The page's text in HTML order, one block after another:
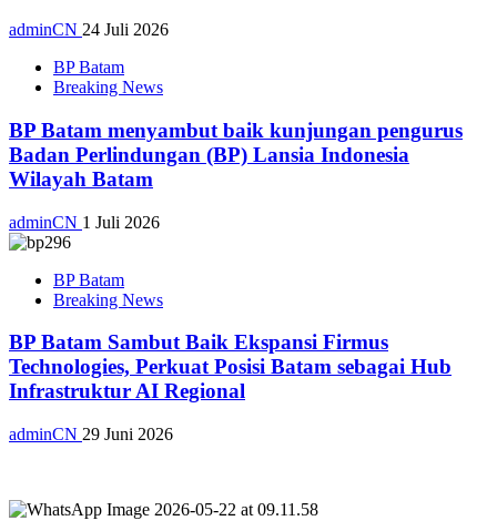
adminCN 24 Juli 2026
BP Batam
Breaking News
BP Batam menyambut baik kunjungan pengurus
Badan Perlindungan (BP) Lansia Indonesia
Wilayah Batam
adminCN 1 Juli 2026
BP Batam
Breaking News
BP Batam Sambut Baik Ekspansi Firmus
Technologies, Perkuat Posisi Batam sebagai Hub
Infrastruktur AI Regional
adminCN 29 Juni 2026